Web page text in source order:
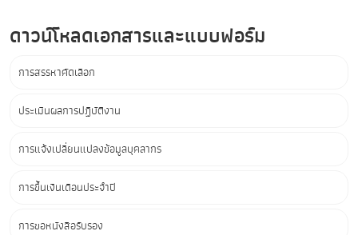
ดาวน์โหลดเอกสารและแบบฟอร์ม
การสรรหาคัดเลือก
ประเมินผลการปฏิบัติงาน
การแจ้งเปลี่ยนแปลงข้อมูลบุคลากร
การขึ้นเงินเดือนประจำปี
การขอหนังสือรับรอง